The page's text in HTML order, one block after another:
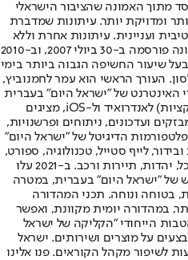
מתוך האמונה שהציבור הישראלי
ומדויקת יותר. עיתונות שמדברת
ועניינית. עיתונות אחרת וללא
תשלום. המהדורה המודפסת הראשונה פורסמה ב-30 ביולי 2007, וב-2010
שיעור החשיפה הגבוה ביותר בימי
העורך הראשי הוא עמר לחמנוביץ,
האינטרנט של "ישראל היום" בעברית
ובאנגלית, כמו כן היישומונים (אפליקציות) לאנדרואיד ול-iOS, מציגים
ועדכונים, ניתוחים ופרשנויות,
הדיגיטל של "ישראל היום"
לייף סטייל, טכנולוגיה, ספורט,
כלכלה וצרכנות, בריאות, חיילים, אוכל, יהדות, תיירות ורכב. ב-2021 עלו
של "ישראל היום" בעברית, במטרה
בטוחה ונוחה. תכני המהדורה
במהדורה יומית מקוונת, ואפשר
הייחודי "הקליקה של ישראל
על מוצרים ושירותים. ישראל
לשיפור מקהל הקוראים. פנו אלינו